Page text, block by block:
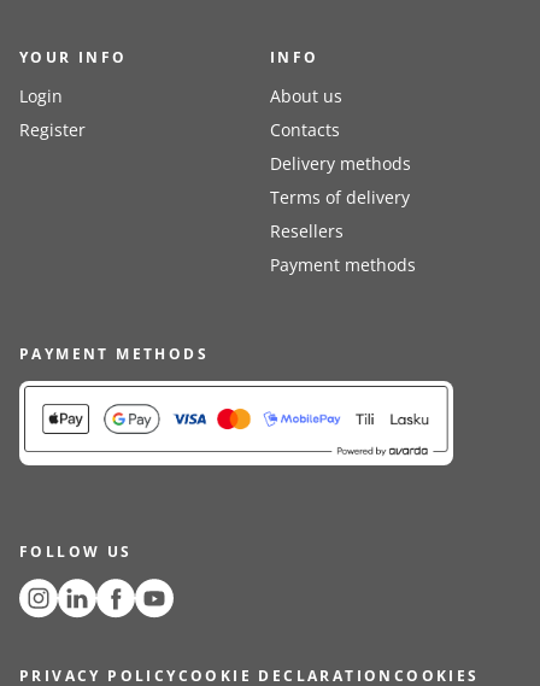
YOUR INFO
Login
Register
INFO
About us
Contacts
Delivery methods
Terms of delivery
Resellers
Payment methods
PAYMENT METHODS
FOLLOW US
PRIVACY POLICYCOOKIE DECLARATION COOKIES